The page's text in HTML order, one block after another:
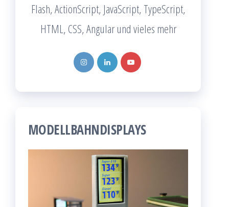
Flash, ActionScript, JavaScript, TypeScript,
HTML, CSS, Angular und vieles mehr
MODELLBAHNDISPLAYS